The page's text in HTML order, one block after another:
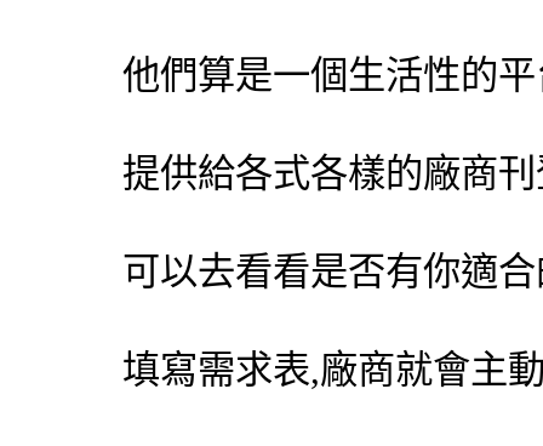
他們算是一個生活性的
提供給各式各樣的廠商
可以去看看是否有你適
填寫需求表,廠商就會主